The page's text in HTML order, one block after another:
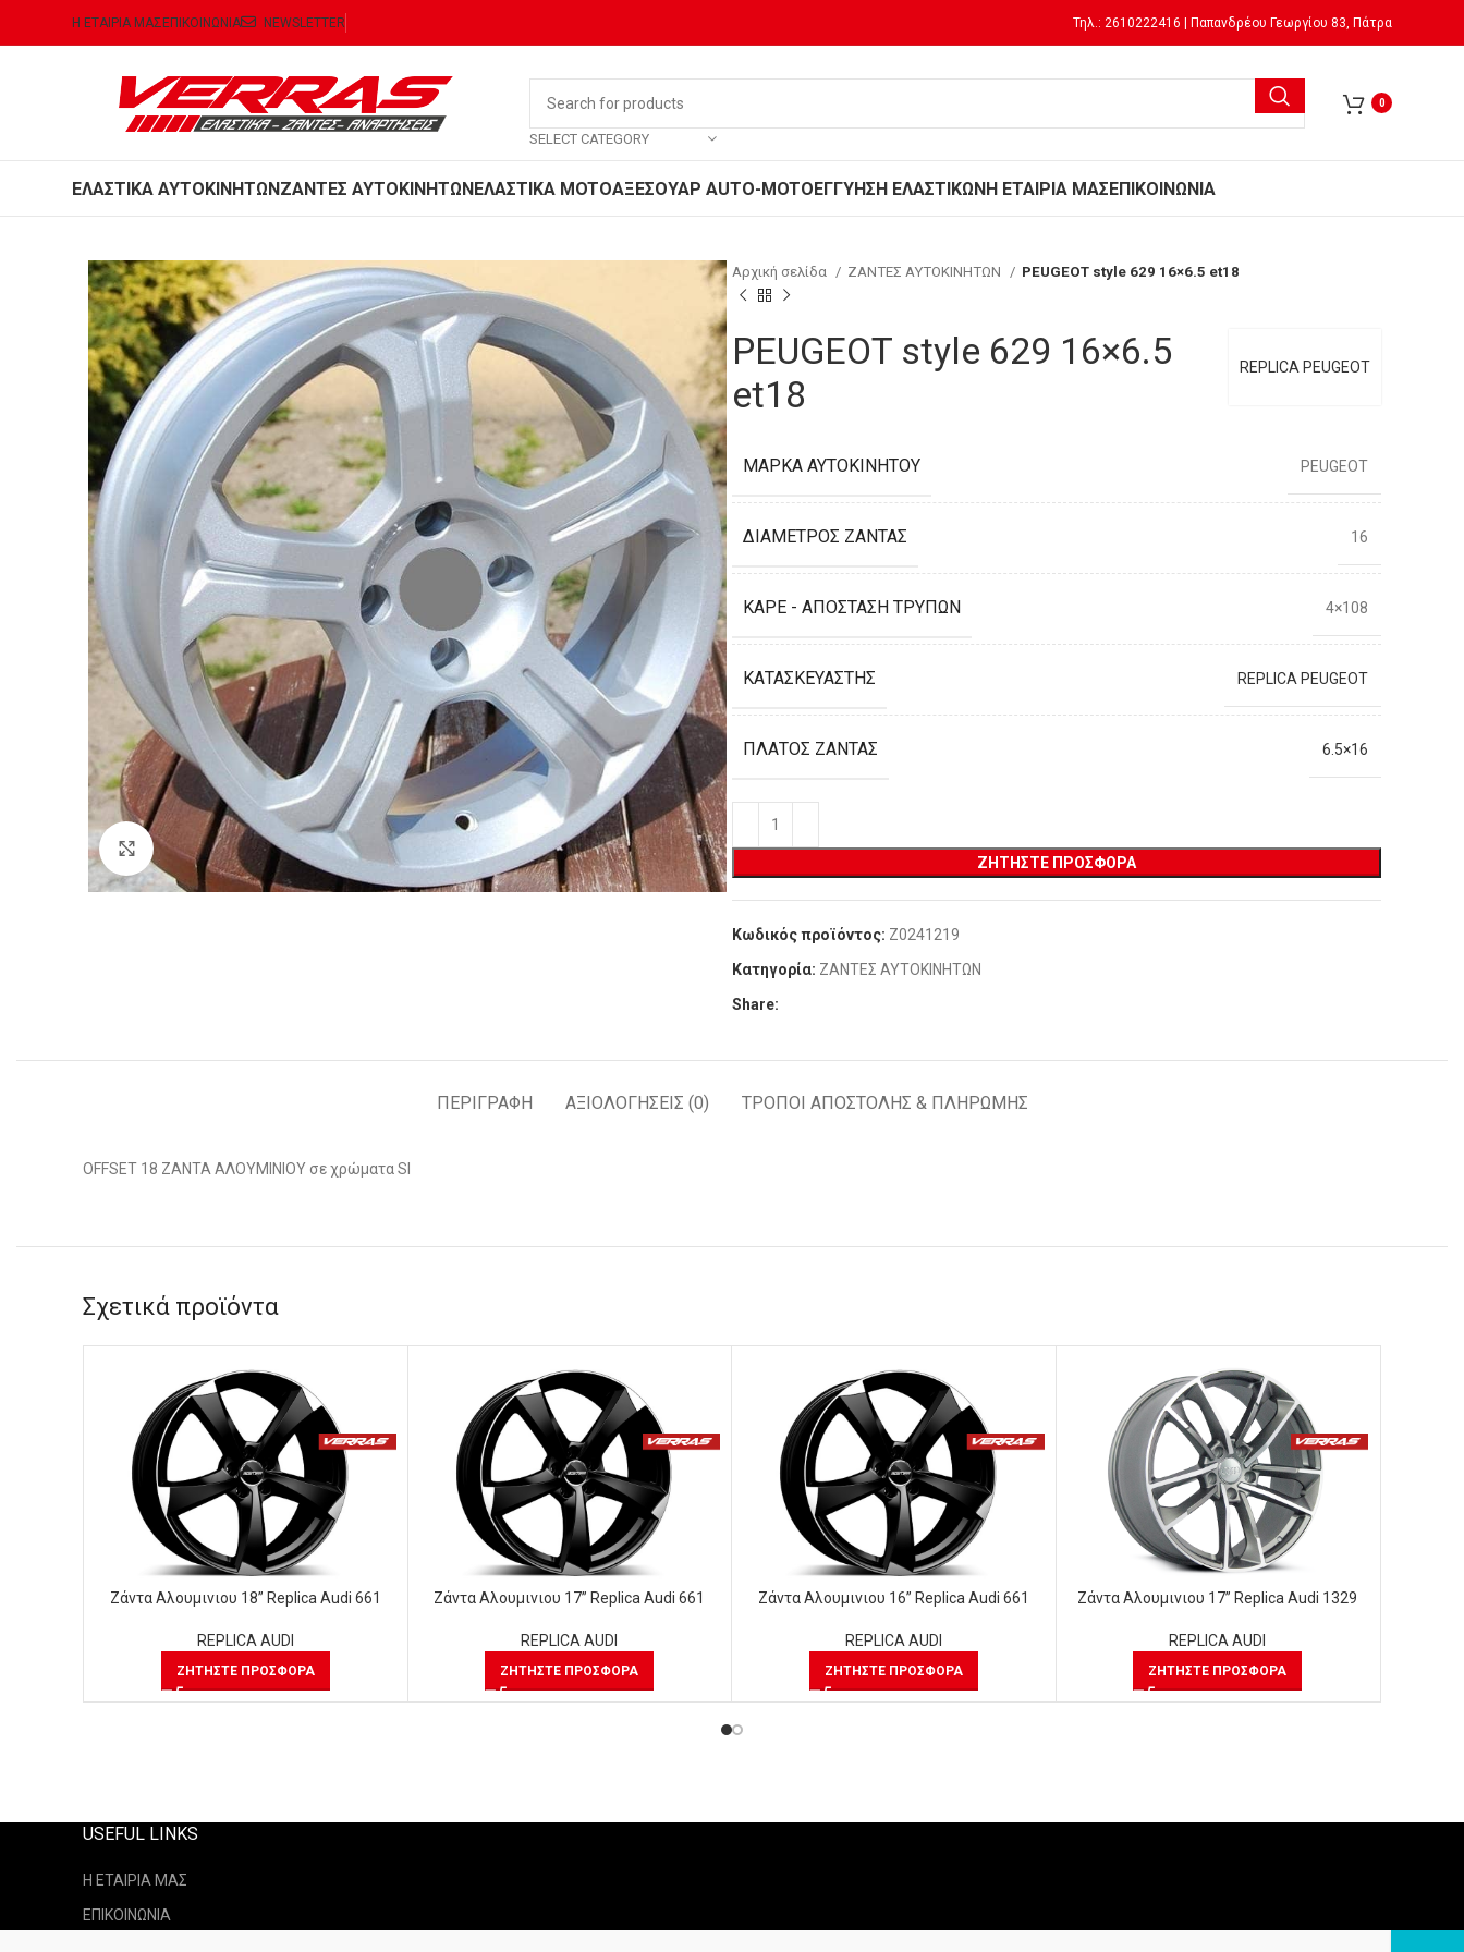
Η ΕΤΑΙΡΙΑ ΜΑΣ ΕΠΙΚΟΙΝΩΝΙΑ NEWSLETTER Τηλ.: 2610222416 | Παπανδρέου Γεωργίου 83, Πάτρα
SELECT CATEGORY
0
ΕΛΑΣΤΙΚΑ ΑΥΤΟΚΙΝΗΤΩΝΖΑΝΤΕΣ ΑΥΤΟΚΙΝΗΤΩΝΕΛΑΣΤΙΚΑ MOTOΑΞΕΣΟΥΑΡ AUTO-MOTOΕΓΓΥΗΣΗ ΕΛΑΣΤΙΚΩΝΗ ΕΤΑΙΡΙΑ ΜΑΣΕΠΙΚΟΙΝΩΝΙΑ
Click to enlarge
Αρχική σελίδα ΖΑΝΤΕΣ ΑΥΤΟΚΙΝΗΤΩΝ PEUGEOT style 629 16×6.5 et18
REPLICA PEUGEOT
PEUGEOT style 629 16×6.5
et18
ΜΆΡΚΑ ΑΥΤΟΚΙΝΉΤΟΥ PEUGEOT
ΔΙΆΜΕΤΡΟΣ ΖΆΝΤΑΣ 16
ΚΑΡΈ - ΑΠΌΣΤΑΣΗ ΤΡΥΠΏΝ 4×108
ΚΑΤΑΣΚΕΥΑΣΤΉΣ REPLICA PEUGEOT
ΠΛΆΤΟΣ ΖΆΝΤΑΣ 6.5×16
ΖΗΤΉΣΤΕ ΠΡΟΣΦΟΡΆ
Κωδικός προϊόντος: Z0241219
Κατηγορία: ΖΑΝΤΕΣ ΑΥΤΟΚΙΝΗΤΩΝ
Share:
ΠΕΡΙΓΡΑΦΉ ΑΞΙΟΛΟΓΉΣΕΙΣ (0) ΤΡΟΠΟΙ ΑΠΟΣΤΟΛΗΣ & ΠΛΗΡΩΜΗΣ
OFFSET 18 ΖΑΝΤΑ ΑΛΟΥΜΙΝΙΟΥ σε χρώματα SI
Σχετικά προϊόντα
Ζάντα Αλουμινιου 18” Replica Audi 661
REPLICA AUDI
ΖΗΤΉΣΤΕ ΠΡΟΣΦΟΡΆ
Ζάντα Αλουμινιου 17” Replica Audi 661
REPLICA AUDI
ΖΗΤΉΣΤΕ ΠΡΟΣΦΟΡΆ
Ζάντα Αλουμινιου 16” Replica Audi 661
REPLICA AUDI
ΖΗΤΉΣΤΕ ΠΡΟΣΦΟΡΆ
Ζάντα Αλουμινιου 17” Replica Audi 1329
REPLICA AUDI
ΖΗΤΉΣΤΕ ΠΡΟΣΦΟΡΆ
USEFUL LINKS
Η ΕΤΑΙΡΙΑ ΜΑΣ
ΕΠΙΚΟΙΝΩΝΙΑ